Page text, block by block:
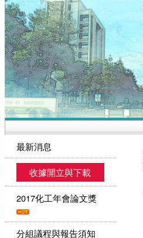
最新消息
收據開立與下載
2017化工年會論文獎
分組議程與報告須知